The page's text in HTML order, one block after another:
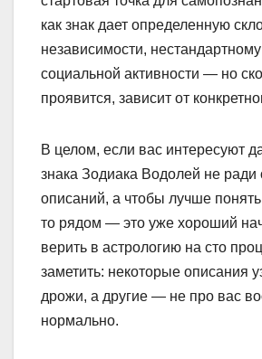
как знак дает определенную
независимости,
социальной активности — но
проявится, зависит от
В целом, если вас интересуют
знака Зодиака Водолей не
описаний, а чтобы лучше
то рядом — это уже хороший
верить в астрологию на сто
заметить: некоторые описания
дрожи, а другие — не про вас
нормально.